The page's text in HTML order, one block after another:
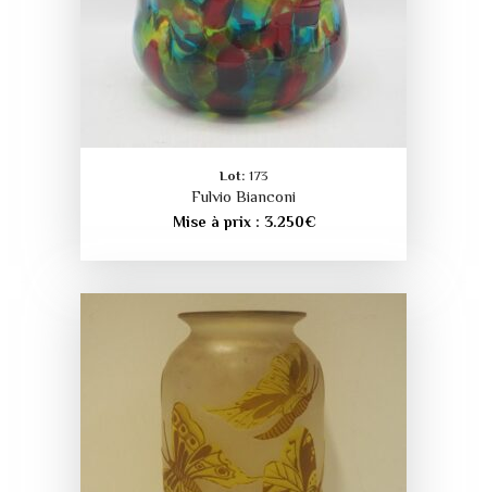
Lot: 173
Fulvio Bianconi
Mise à prix : 3.250€